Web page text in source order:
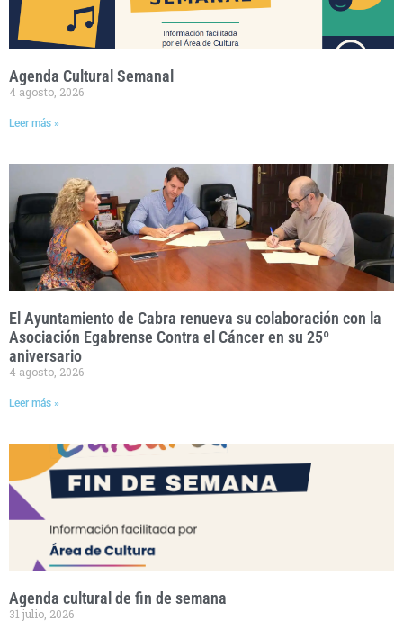
Agenda Cultural Semanal
4 agosto, 2026
Leer más »
El Ayuntamiento de Cabra renueva su colaboración con la
Asociación Egabrense Contra el Cáncer en su 25º
aniversario
4 agosto, 2026
Leer más »
Agenda cultural de fin de semana
31 julio, 2026